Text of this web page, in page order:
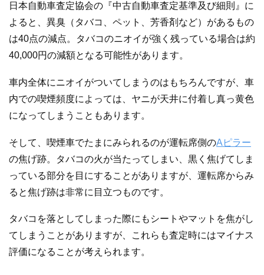
日本自動車査定協会の『中古自動車査定基準及び細則』に
よると、異臭（タバコ、ペット、芳香剤など）があるもの
は40点の減点。タバコのニオイが強く残っている場合は約
40,000円の減額となる可能性があります。
車内全体にニオイがついてしまうのはもちろんですが、車
内での喫煙頻度によっては、ヤニが天井に付着し真っ黄色
になってしまうこともあります。
そして、喫煙車でたまにみられるのが運転席側のAピラー
の焦げ跡。タバコの火が当たってしまい、黒く焦げてしま
っている部分を目にすることがありますが、運転席からみ
ると焦げ跡は非常に目立つものです。
タバコを落としてしまった際にもシートやマットを焦がし
てしまうことがありますが、これらも査定時にはマイナス
評価になることが考えられます。